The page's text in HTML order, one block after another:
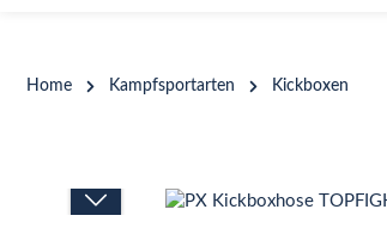
Home Kampfsportarten Kickboxen
Bildergalerie überspringen